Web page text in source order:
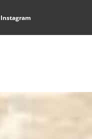
Instagram